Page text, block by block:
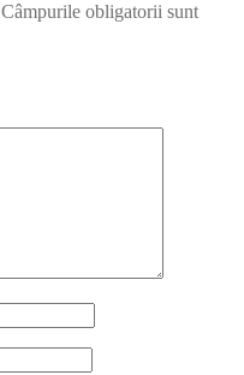
Câmpurile obligatorii sunt